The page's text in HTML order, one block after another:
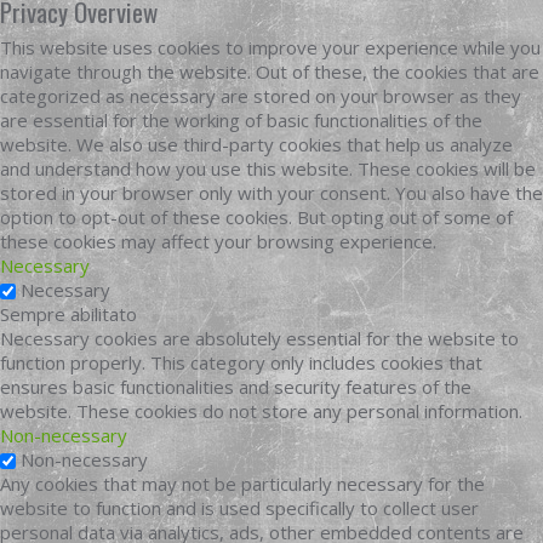
Privacy Overview
This website uses cookies to improve your experience while you
navigate through the website. Out of these, the cookies that are
categorized as necessary are stored on your browser as they
are essential for the working of basic functionalities of the
website. We also use third-party cookies that help us analyze
and understand how you use this website. These cookies will be
stored in your browser only with your consent. You also have the
option to opt-out of these cookies. But opting out of some of
these cookies may affect your browsing experience.
Necessary
Necessary
Sempre abilitato
Necessary cookies are absolutely essential for the website to
function properly. This category only includes cookies that
ensures basic functionalities and security features of the
website. These cookies do not store any personal information.
Non-necessary
Non-necessary
Any cookies that may not be particularly necessary for the
website to function and is used specifically to collect user
personal data via analytics, ads, other embedded contents are